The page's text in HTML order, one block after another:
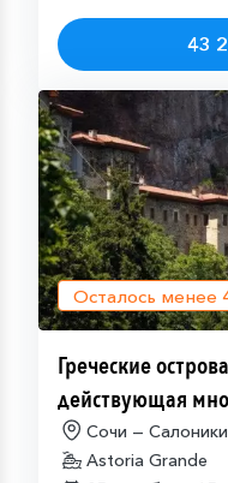
43
Осталось менее
Греческие
действующая
виза)Сочи —
Astoria Grande